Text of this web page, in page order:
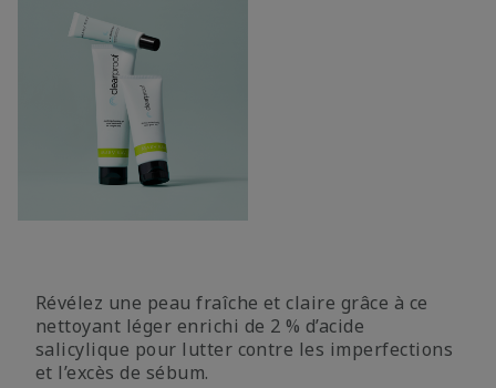
Révélez une peau fraîche et claire grâce à ce
nettoyant léger enrichi de 2 % d’acide
salicylique pour lutter contre les imperfections
et l’excès de sébum.